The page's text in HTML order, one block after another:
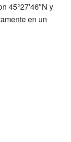
45°27′46″N y
en un